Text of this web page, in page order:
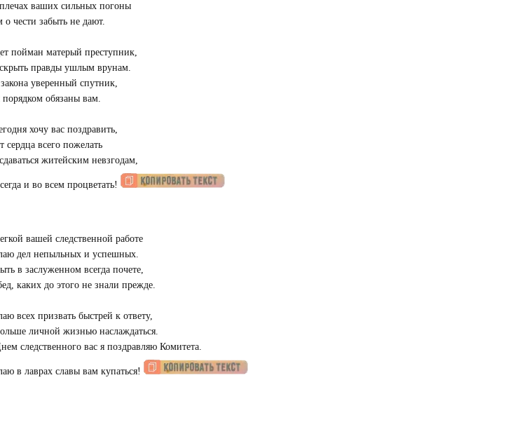
ваших сильных погоны
о чести забыть не дают.
пойман матерый преступник,
правды ушлым врунам.
уверенный спутник,
обязаны вам.
хочу вас поздравить,
сердца всего пожелать
житейским невзгодам,
и во всем процветать!
вашей следственной работе
дел непыльных и успешных.
в заслуженном всегда почете,
каких до этого не знали прежде.
всех призвать быстрей к ответу,
личной жизнью наслаждаться.
следственного вас я поздравляю Комитета.
в лаврах славы вам купаться!